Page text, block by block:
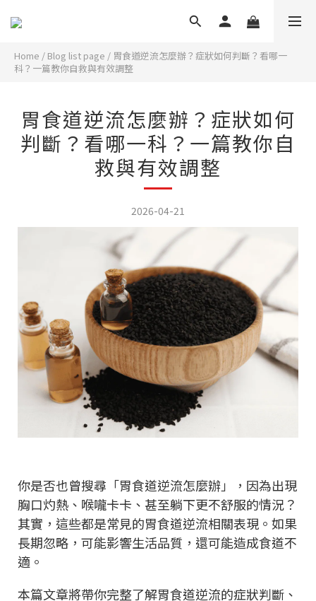
Home / Blog list page / 胃食道逆流怎麼辦？症狀如何判斷？看哪一
科？一篇教你自救與有效調整
胃食道逆流怎麼辦？症狀如何
判斷？看哪一科？一篇教你自
救與有效調整
2026-04-21
你是否也曾搜尋「胃食道逆流怎麼辦」，因為出現
胸口灼熱、喉嚨卡卡、甚至躺下更不舒服的情況？
其實，這些都是常見的胃食道逆流相關表現。如果
長期忽略，可能影響生活品質，還可能造成食道不
適。
本篇文章將帶你完整了解胃食道逆流的症狀判斷、